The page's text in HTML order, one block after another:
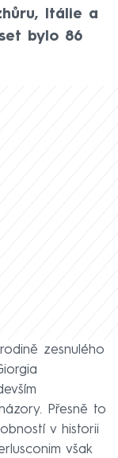
Itálie a
bylo 86
zesnulého
Přesně to
v historii
však